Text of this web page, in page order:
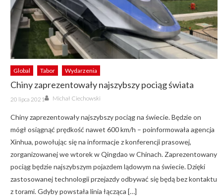
Global Tabor Wydarzenia
Chiny zaprezentowały najszybszy pociąg świata
Posted
on
20 lipca 2021 Author
Michał Ciechowski
Chiny zaprezentowały najszybszy pociąg na świecie. Będzie on
mógł osiągnąć prędkość nawet 600 km/h – poinformowała agencja
Xinhua, powołując się na informacje z konferencji prasowej,
zorganizowanej we wtorek w Qingdao w Chinach. Zaprezentowany
pociąg będzie najszybszym pojazdem lądowym na świecie. Dzięki
zastosowanej technologii przejazdy odbywać się będą bez kontaktu
z torami. Gdyby powstała linia łącząca […]